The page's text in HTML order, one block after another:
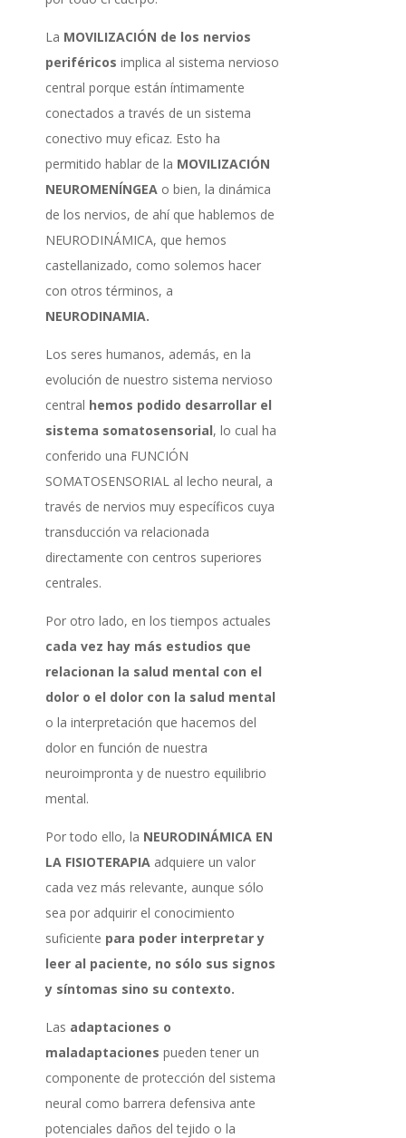
La MOVILIZACIÓN de los nervios
periféricos implica al sistema nervioso
central porque están íntimamente
conectados a través de un sistema
conectivo muy eficaz. Esto ha
permitido hablar de la MOVILIZACIÓN
NEUROMENÍNGEA o bien, la dinámica
de los nervios, de ahí que hablemos de
NEURODINÁMICA, que hemos
castellanizado, como solemos hacer
con otros términos, a
NEURODINAMIA.
Los seres humanos, además, en la
evolución de nuestro sistema nervioso
central hemos podido desarrollar el
sistema somatosensorial, lo cual ha
conferido una FUNCIÓN
SOMATOSENSORIAL al lecho neural, a
través de nervios muy específicos cuya
transducción va relacionada
directamente con centros superiores
centrales.
Por otro lado, en los tiempos actuales
cada vez hay más estudios que
relacionan la salud mental con el
dolor o el dolor con la salud mental
o la interpretación que hacemos del
dolor en función de nuestra
neuroimpronta y de nuestro equilibrio
mental.
Por todo ello, la NEURODINÁMICA EN
LA FISIOTERAPIA adquiere un valor
cada vez más relevante, aunque sólo
sea por adquirir el conocimiento
suficiente para poder interpretar y
leer al paciente, no sólo sus signos
y síntomas sino su contexto.
Las adaptaciones o
maladaptaciones pueden tener un
componente de protección del sistema
neural como barrera defensiva ante
potenciales daños del tejido o la